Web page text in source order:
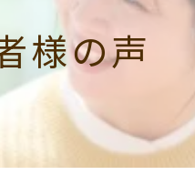
様の声